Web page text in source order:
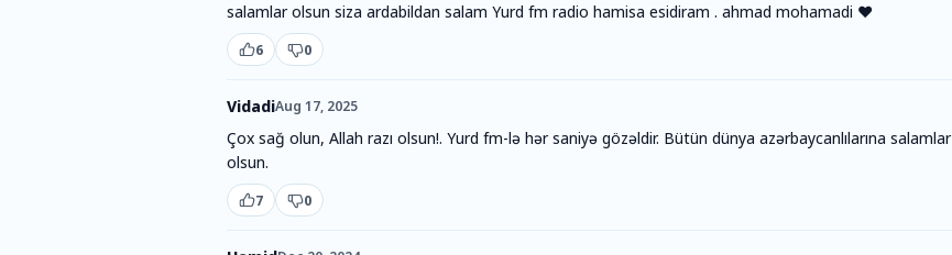
salamlar olsun siza ardabildan salam Yurd fm radio hamisa esidiram . ahmad mohamadi ❤️
6 0
VidadiAug 17, 2025
Çox sağ olun, Allah razı olsun!. Yurd fm-lə hər saniyə gözəldir. Bütün dünya azərbaycanlılarına salamlar
olsun.
7 0